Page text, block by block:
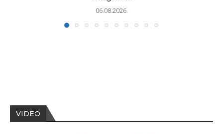
06.08.2026.
VIDEO